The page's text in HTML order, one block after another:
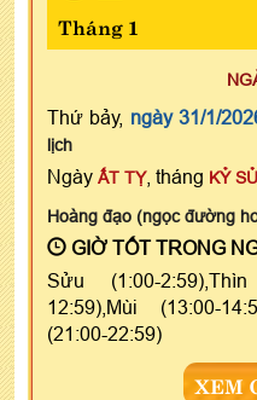
Tháng 1
Thứ bảy, ngày 31/1/
lịch
Ngày ẤT TỴ, tháng KỶ
Hoàng đạo (ngọc đường
GIỜ TỐT TRONG
Sửu (1:00-
12:59),Mùi (13:00-
(21:00-22:59)
XEM